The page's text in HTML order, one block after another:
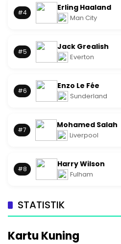
#4
Erling Haaland
Man City
#5
Jack Grealish
Everton
#6
Enzo Le Fée
Sunderland
#7
Mohamed Salah
Liverpool
#8
Harry Wilson
Fulham
STATISTIK
Kartu Kuning